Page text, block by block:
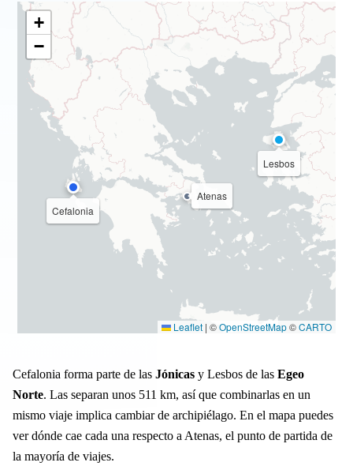
Cefalonia
Lesbos
Atenas
+
−
Leaflet | ©OpenStreetMap©CARTO
Cefalonia forma parte de las Jónicas y Lesbos de las Egeo
Norte. Las separan unos 511 km, así que combinarlas en un
mismo viaje implica cambiar de archipiélago. En el mapa puedes
ver dónde cae cada una respecto a Atenas, el punto de partida de
la mayoría de viajes.